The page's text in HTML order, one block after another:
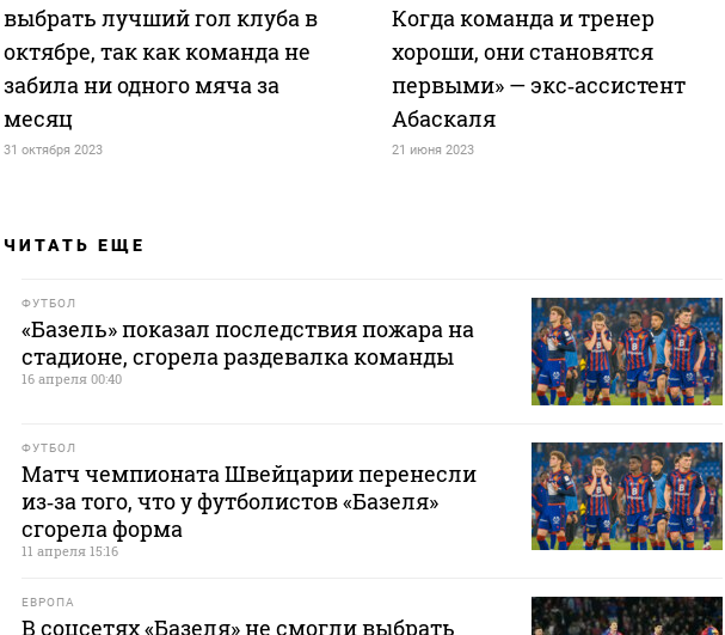
выбрать лучший гол клуба в
октябре, так как команда не
забила ни одного мяча за
месяц
31 октября 2023
Когда команда и тренер
хороши, они становятся
первыми» — экс‑ассистент
Абаскаля
21 июня 2023
ЧИТАТЬ ЕЩЕ
ФУТБОЛ
«Базель» показал последствия пожара на
стадионе, сгорела раздевалка команды
16 апреля 00:40
ФУТБОЛ
Матч чемпионата Швейцарии перенесли
из‑за того, что у футболистов «Базеля»
сгорела форма
11 апреля 15:16
ЕВРОПА
В соцсетях «Базеля» не смогли выбрать